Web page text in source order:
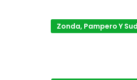
Zonda, Pampero Y